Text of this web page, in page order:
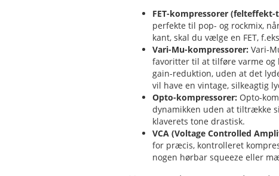
FET-kompressorer
perfekte til pop- og rockmix,
kant, skal du vælge en FET,
Vari-Mu-kompressorer: Vari-
favoritter til at tilføre varme og
gain-reduktion, uden at det
vil have en vintage, silkeagtig
Opto-kompressorer: Opto-
dynamikken uden at tiltrække
klaverets tone drastisk.
VCA (Voltage Controlled
for præcis, kontrolleret
nogen hørbar squeeze eller